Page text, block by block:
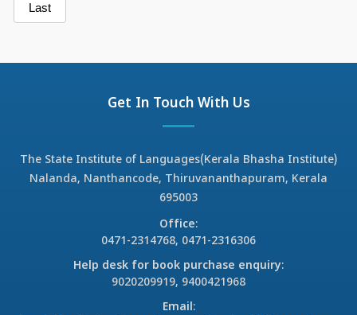
Last
Get In Touch With Us
The State Institute of Languages(Kerala Bhasha Institute)
Nalanda, Nanthancode, Thiruvananthapuram, Kerala
695003
Office:
0471-2314768, 0471-2316306
Help desk for book purchase enquiry:
9020209919, 9400421968
Email: